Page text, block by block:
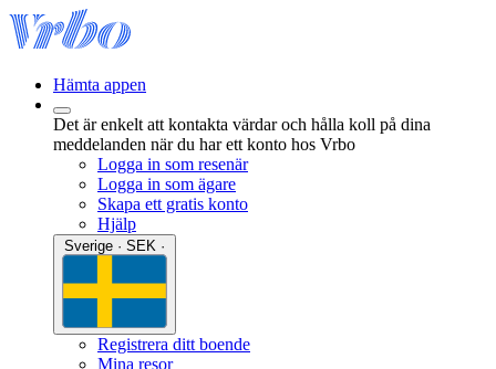
Hämta appen
Det är enkelt att kontakta värdar och hålla koll på dina
meddelanden när du har ett konto hos Vrbo
Logga in som resenär
Logga in som ägare
Skapa ett gratis konto
Hjälp
Registrera ditt boende
Mina resor